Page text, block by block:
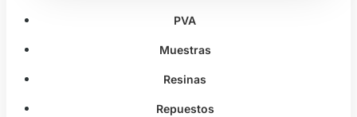
PVA
Muestras
Resinas
Repuestos